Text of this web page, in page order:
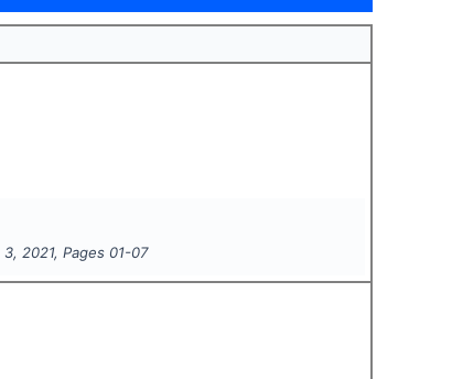
3,2021, Pages 01-07